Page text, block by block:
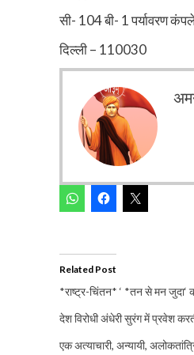
सी- 104 बी- 1 पर्यावरण
दिल्ली – 110030
Related Post
*राष्ट्र-चिंतन* ‘ *तन से मन जुदा‘
देश विरोधी अंधेरी सुरंग में प्रवेश
एक अत्याचारी, अन्यायी,